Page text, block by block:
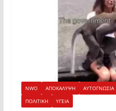
NWO ΑΠΟΚΑΛΥΨΗ ΑΥΤΟΓΝΩΣΙΑ
ΠΟΛΙΤΙΚΗ
ΥΓΕΙΑ